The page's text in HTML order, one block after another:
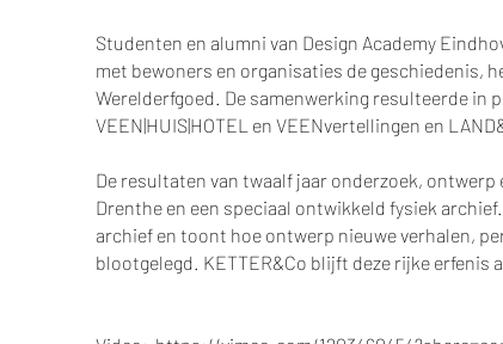
Studenten en alumni van Design Academy
met bewoners en organisaties de geschiedenis,
Werelderfgoed. De samenwerking resulteerde in
VEEN|HUIS|HOTEL en VEENvertellingen en
De resultaten van twaalf jaar onderzoek,
Drenthe en een speciaal ontwikkeld fysiek
archief en toont hoe ontwerp nieuwe verhalen,
blootgelegd. KETTER&Co blijft deze rijke erfenis